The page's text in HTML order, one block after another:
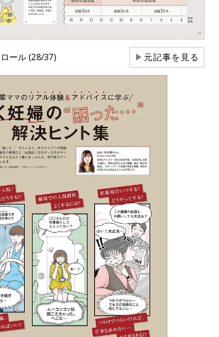
ール (28/37) ▶元記事を見る